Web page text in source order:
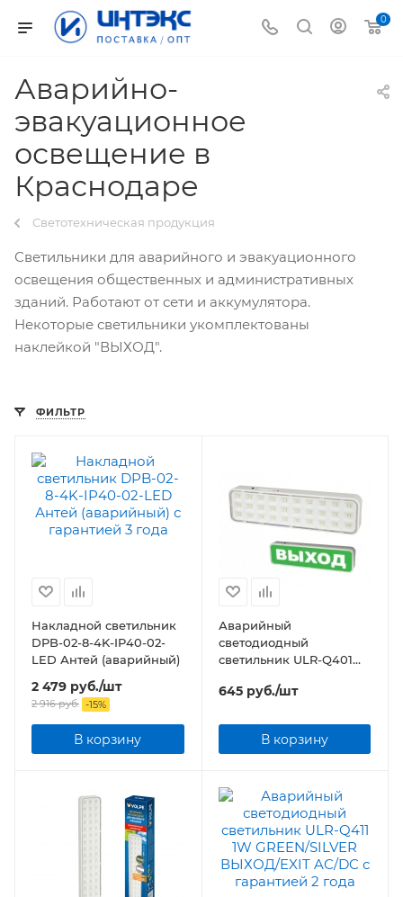
0
Аварийно-
эвакуационное
освещение в
Краснодаре
Светотехническая продукция
Светильники для аварийного и эвакуационного
освещения общественных и административных
зданий. Работают от сети и аккумулятора.
Некоторые светильники укомплектованы
наклейкой "ВЫХОД".
ФИЛЬТР
Накладной светильник
DPB-02-8-4K-IP40-02-
LED Антей (аварийный)
2 479 руб./шт
2 916руб. -15%
В корзину
Аварийный
светодиодный
cветильник ULR-Q401
наклейкой ВЫХОД
645руб./шт
В корзину